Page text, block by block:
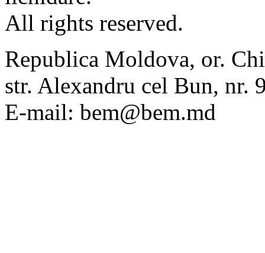
All rights reserved.
Republica Moldova, or.
str. Alexandru cel Bun, nr.
E-mail: bem@bem.md